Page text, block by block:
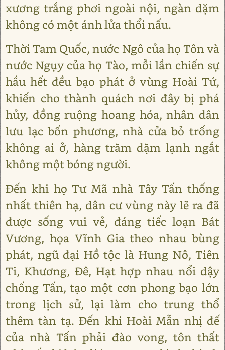
xương trắng phơi ngoài nội, ngàn dặm
không có một ánh lửa thổi nấu.
Thời Tam Quốc, nước Ngô của họ Tôn và
nước Ngụy của họ Tào, mỗi lần chiến sự
hầu hết đều bạo phát ở vùng Hoài Tứ,
khiến cho thành quách nơi đây bị phá
hủy, đồng ruộng hoang hóa, nhân dân
lưu lạc bốn phương, nhà cửa bỏ trống
không ai ở, hàng trăm dặm lạnh ngắt
không một bóng người.
Đến khi họ Tư Mã nhà Tây Tấn thống
nhất thiên hạ, dân cư vùng này lẽ ra đã
được sống vui vẻ, đáng tiếc loạn Bát
Vương, họa Vĩnh Gia theo nhau bùng
phát, ngũ đại Hồ tộc là Hung Nô, Tiên
Ti, Khương, Đê, Hạt hợp nhau nổi dậy
chống Tấn, tạo một cơn phong bạo lớn
trong lịch sử, lại làm cho trung thổ
thêm tàn tạ. Đến khi Hoài Mẫn nhị đế
của nhà Tấn phải đào vong, tôn thất